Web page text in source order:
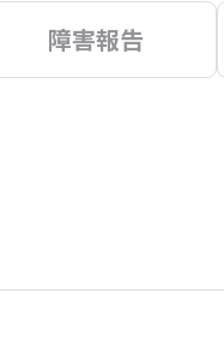
障害報告